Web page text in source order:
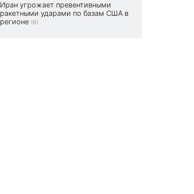
Иран угрожает превентивными
ракетными ударами по базам США в
регионе (6)